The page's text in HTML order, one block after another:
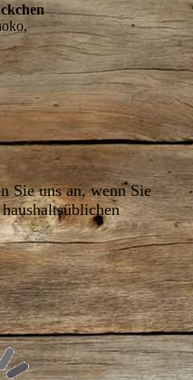
Sie uns an, wenn Sie